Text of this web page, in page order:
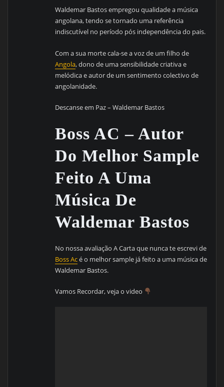
Waldemar Bastos empregou qualidade a música
angolana, tendo se tornado uma referência
indiscutível no período pós independência do pais.
Com a sua morte cala-se a voz de um filho de
Angola, dono de uma sensibilidade criativa e
melódica e autor de um sentimento colectivo de
angolanidade.
Descanse em Paz – Waldemar Bastos
Boss AC – Autor
Do Melhor Sample
Feito A Uma
Música De
Waldemar Bastos
No nossa avaliação A Carta que nunca te escrevi de
Boss Acé o melhor sample já feito a uma música de
Waldemar Bastos.
Vamos Recordar, veja o video